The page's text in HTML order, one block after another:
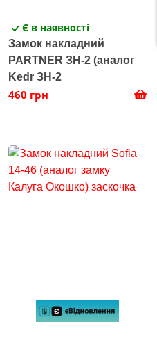
Є в наявності
Замок накладний
PARTNER ЗН-2 (аналог
Kedr ЗН-2
460 грн